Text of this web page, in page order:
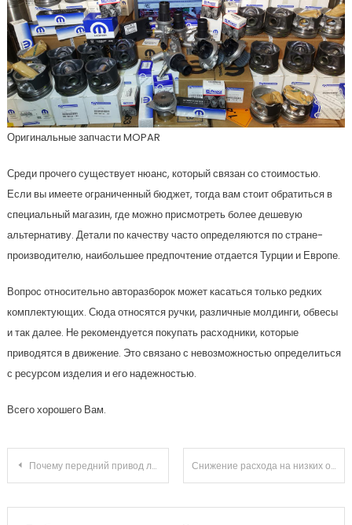
Оригинальные запчасти MOPAR
Среди прочего существует нюанс, который связан со стоимостью.
Если вы имеете ограниченный бюджет, тогда вам стоит обратиться в
специальный магазин, где можно присмотреть более дешевую
альтернативу. Детали по качеству часто определяются по стране-
производителю, наибольшее предпочтение отдается Турции и Европе.
Вопрос относительно авторазборок может касаться только редких
комплектующих. Сюда относятся ручки, различные молдинги, обвесы
и так далее. Не рекомендуется покупать расходники, которые
приводятся в движение. Это связано с невозможностью определиться
с ресурсом изделия и его надежностью.
Всего хорошего Вам.
Навигация
Почему передний привод лучше заднего: 7 веских аргументов Снижение расхода на низких оборотах: плохие решения экономии